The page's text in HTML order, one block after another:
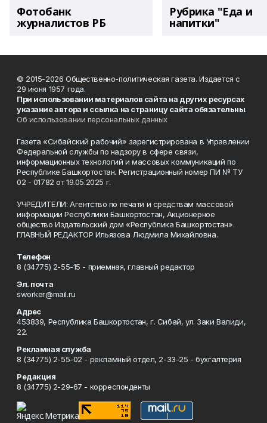
Фотобанк
журналистов РБ
Рубрика "Еда и
напитки"
© 2015-2026 Общественно-политическая газета. Издается с
29 июня 1957 года.
При использовании материалов сайта на других ресурсах
указание автора и ссылка на страницу сайта обязательны.
Об использовании персональных данных
Газета «Сибайский рабочий» зарегистрирована в Управлении
Федеральной службы по надзору в сфере связи,
информационных технологий и массовых коммуникаций по
Республике Башкортостан. Регистрационный номер ПИ № ТУ
02 - 01782 от 19.05.2025 г.
УЧРЕДИТЕЛИ: Агентство по печати и средствам массовой
информации Республики Башкортостан, Акционерное
общество Издательский дом «Республика Башкортостан».
ГЛАВНЫЙ РЕДАКТОР Ильязова Людмила Михайловна.
Телефон
8 (34775) 2-55-15 - приемная, главный редактор
Эл. почта
sworker@mail.ru
Адрес
453839, Республика Башкортостан, г. Сибай, ул. Заки Валиди,
22.
Рекламная служба
8 (34775) 2-55-02 - рекламный отдел, 2-33-25 - бухгалтерия
Редакция
8 (34775) 2-29-67 - корреспонденты